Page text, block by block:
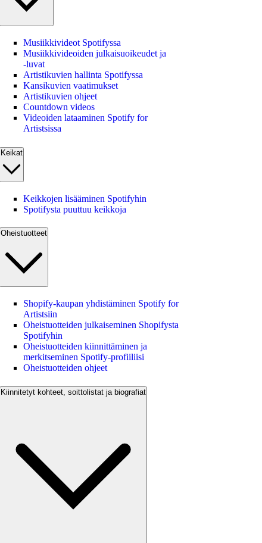
Musiikkivideot Spotifyssa
Musiikkivideoiden julkaisuoikeudet ja
‑luvat
Artistikuvien hallinta Spotifyssa
Kansikuvien vaatimukset
Artistikuvien ohjeet
Countdown videos
Videoiden lataaminen Spotify for
Artistsissa
Keikat
Keikkojen lisääminen Spotifyhin
Spotifysta puuttuu keikkoja
Oheistuotteet
Shopify-kaupan yhdistäminen Spotify for
Artistsiin
Oheistuotteiden julkaiseminen Shopifysta
Spotifyhin
Oheistuotteiden kiinnittäminen ja
merkitseminen Spotify-profiiliisi
Oheistuotteiden ohjeet
Kiinnitetyt kohteet, soittolistat ja biografiat